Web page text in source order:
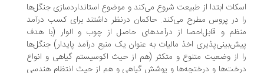
ابتدا از طبیعت شروع می‌کند و موضوع استانداردسازی جنگل‌ها
در پروس مطرح می‌کند. حاکمان درنظر داشتند برای کسب درآمد
و قابل‌احصا از درآمد‌های حاصل از چوب و الوار (با هدف
اخذ مالیات به عنوان یک منبع درآمد پایدار) جنگل‌ها
از وضعیت متنوع و متکثر (هم از حیث اکوسیستم گیاهی و انواع
و درختچه‌ها و پوشش گیاهی و هم از حیث انتظام هندسی